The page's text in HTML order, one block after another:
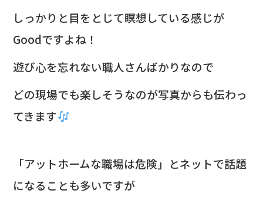
しっかりと目をとじて瞑想している感じが
Goodですよね！
遊び心を忘れない職人さんばかりなので
どの現場でも楽しそうなのが写真からも伝わっ
てきます
「アットホームな職場は危険」とネットで話題
になることも多いですが